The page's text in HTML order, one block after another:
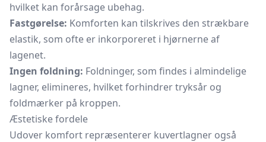
hvilket kan forårsage ubehag.
Fastgørelse: Komforten kan tilskrives den strækbare
elastik, som ofte er inkorporeret i hjørnerne af
lagenet.
Ingen foldning: Foldninger, som findes i almindelige
lagner, elimineres, hvilket forhindrer tryksår og
foldmærker på kroppen.
Æstetiske fordele
Udover komfort repræsenterer kuvertlagner også